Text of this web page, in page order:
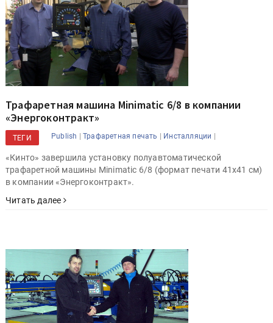
Трафаретная машина Minimatic 6/8 в компании
«Энергоконтракт»
ТЕГИ Publish |Трафаретная печать | Инсталляции |
«Кинто» завершила установку полуавтоматической
трафаретной машины Minimatic 6/8 (формат печати 41х41 см)
в компании «Энергоконтракт».
Читать далее